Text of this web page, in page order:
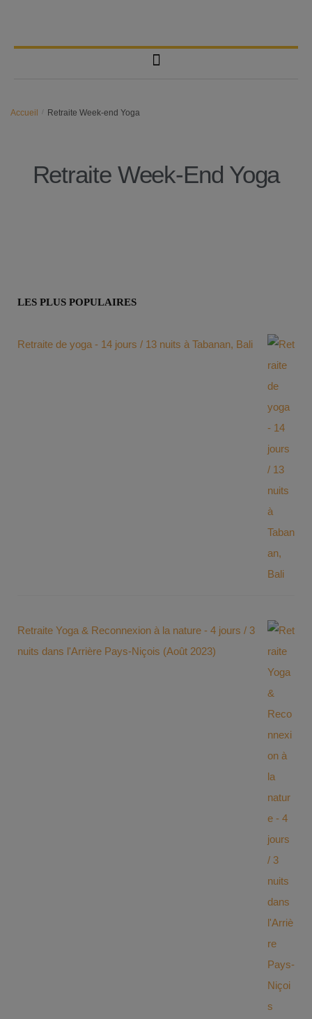
Accueil / Retraite Week-end Yoga
Retraite Week-End Yoga
LES PLUS POPULAIRES
Retraite de yoga - 14 jours / 13 nuits à Tabanan, Bali
Retraite Yoga & Reconnexion à la nature - 4 jours / 3
nuits dans l'Arrière Pays-Niçois (Août 2023)